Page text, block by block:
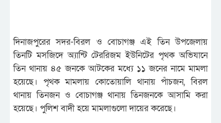
দিনাজপুরের সদর-বিরল ও বোচাগঞ্জ এই তিন উপজেলায়
তিনটি মসজিদে অ্যান্টি টেররিজম ইউনিটের পৃথক অভিযানে
তিন থানায় ৪৫ জনকে আটকের মধ্যে ১১ জনের নামে মামলা
হয়েছে। পৃথক মামলায় কোতোয়ালি থানায় পাঁচজন, বিরল
থানায় তিনজন ও বোচাগঞ্জ থানায় তিনজনকে আসামি করা
হয়েছে। পুলিশ বাদী হয়ে মামলাগুলো দায়ের করেছে।